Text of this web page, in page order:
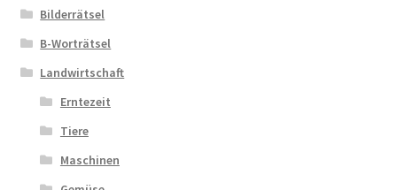
Bilderrätsel
B-Worträtsel
Landwirtschaft
Erntezeit
Tiere
Maschinen